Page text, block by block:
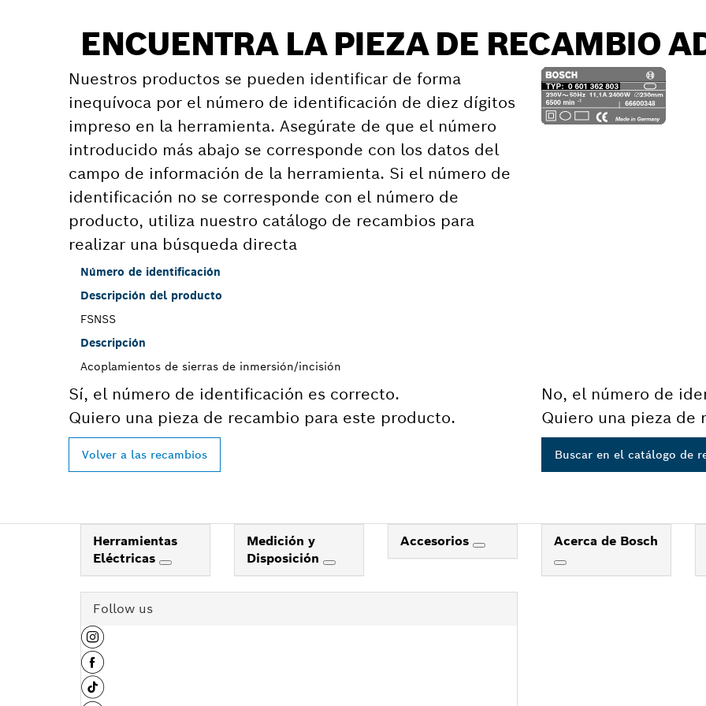
ENCUENTRA LA PIEZA DE RECAMBIO
Nuestros productos se pueden identificar de forma
inequívoca por el número de identificación de diez dígitos
impreso en la herramienta. Asegúrate de que el número
introducido más abajo se corresponde con los datos del
campo de información de la herramienta. Si el número de
identificación no se corresponde con el número de
producto, utiliza nuestro catálogo de recambios para
realizar una búsqueda directa
Número de identificación
Descripción del producto
FSNSS
Descripción
Acoplamientos de sierras de inmersión/incisión
Sí, el número de identificación es correcto.
Quiero una pieza de recambio para este producto.
Volver a las recambios
No, el número de
Quiero una pieza de
Buscar en el catálogo de
Herramientas
Eléctricas
Medición y
Disposición
Accesorios Acerca de Bosch
Follow us